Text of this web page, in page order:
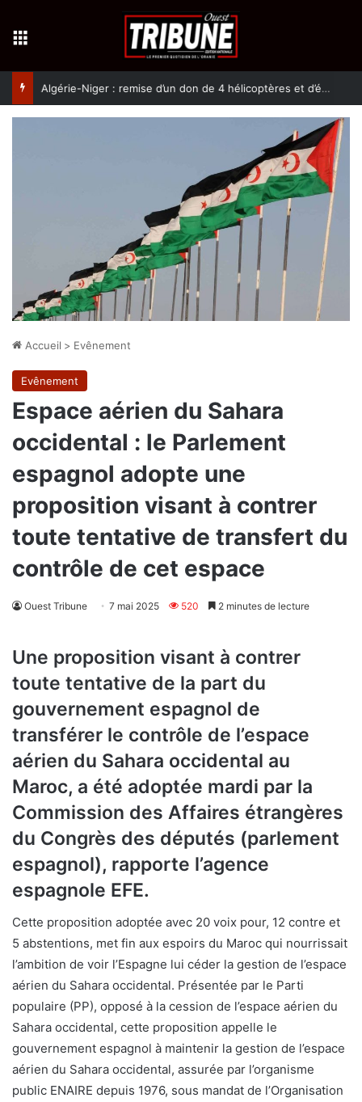
Algérie-Niger : remise d’un don de 4 hélicoptères et d’équipement militaires à l’armée nigérienne
Accueil > Evênement
Evênement
Espace aérien du Sahara
occidental : le Parlement
espagnol adopte une
proposition visant à contrer
toute tentative de transfert du
contrôle de cet espace
Ouest Tribune 7 mai 2025 520 2 minutes de lecture
Une proposition visant à contrer
toute tentative de la part du
gouvernement espagnol de
transférer le contrôle de l’espace
aérien du Sahara occidental au
Maroc, a été adoptée mardi par la
Commission des Affaires étrangères
du Congrès des députés (parlement
espagnol), rapporte l’agence
espagnole EFE.
Cette proposition adoptée avec 20 voix pour, 12 contre et
5 abstentions, met fin aux espoirs du Maroc qui nourrissait
l’ambition de voir l’Espagne lui céder la gestion de l’espace
aérien du Sahara occidental. Présentée par le Parti
populaire (PP), opposé à la cession de l’espace aérien du
Sahara occidental, cette proposition appelle le
gouvernement espagnol à maintenir la gestion de l’espace
aérien du Sahara occidental, assurée par l’organisme
public ENAIRE depuis 1976, sous mandat de l’Organisation